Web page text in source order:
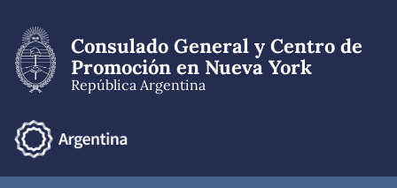
contenido
principal
Consulado General y Centro de
Promoción en Nueva York
República Argentina